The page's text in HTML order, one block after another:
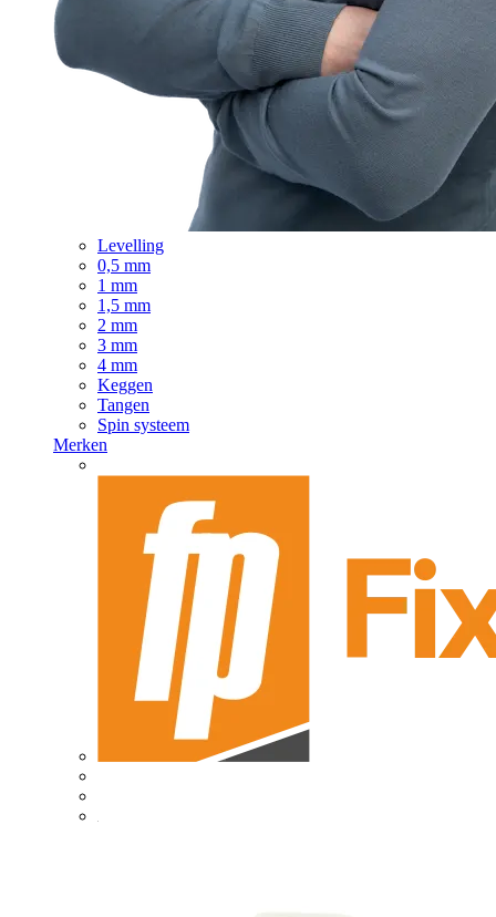
Levelling
0,5 mm
1 mm
1,5 mm
2 mm
3 mm
4 mm
Keggen
Tangen
Spin systeem
Merken